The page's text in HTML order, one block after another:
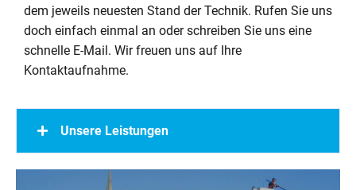
dem jeweils neuesten Stand der Technik. Rufen Sie uns
doch einfach einmal an oder schreiben Sie uns eine
schnelle E-Mail. Wir freuen uns auf Ihre
Kontaktaufnahme.
Unsere Leistungen